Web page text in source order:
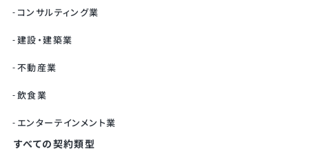
コンサルティング業
建設・建築業
不動産業
飲食業
エンターテインメント業
すべての契約類型